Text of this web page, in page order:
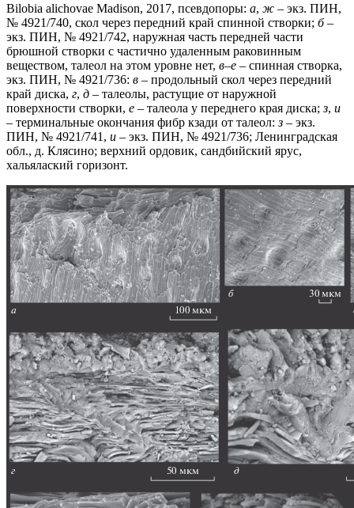
Bilobia alichovae Madison, 2017, псевдопоры: а, ж – экз. ПИН,
№ 4921/740, скол через передний край спинной створки; б–
экз. ПИН, № 4921/742, наружная часть передней части
брюшной створки с частично удаленным раковинным
веществом, талеол на этом уровне нет, в–е – спинная створка,
экз. ПИН, № 4921/736: в – продольный скол через передний
край диска, г, д – талеолы, растущие от наружной
поверхности створки, е – талеола у переднего края диска;з, и
– терминальные окончания фибр кзади от талеол:з – экз.
ПИН, № 4921/741, и – экз. ПИН, № 4921/736; Ленинградская
обл., д. Клясино; верхний ордовик, сандбийский ярус,
хальялаский горизонт.